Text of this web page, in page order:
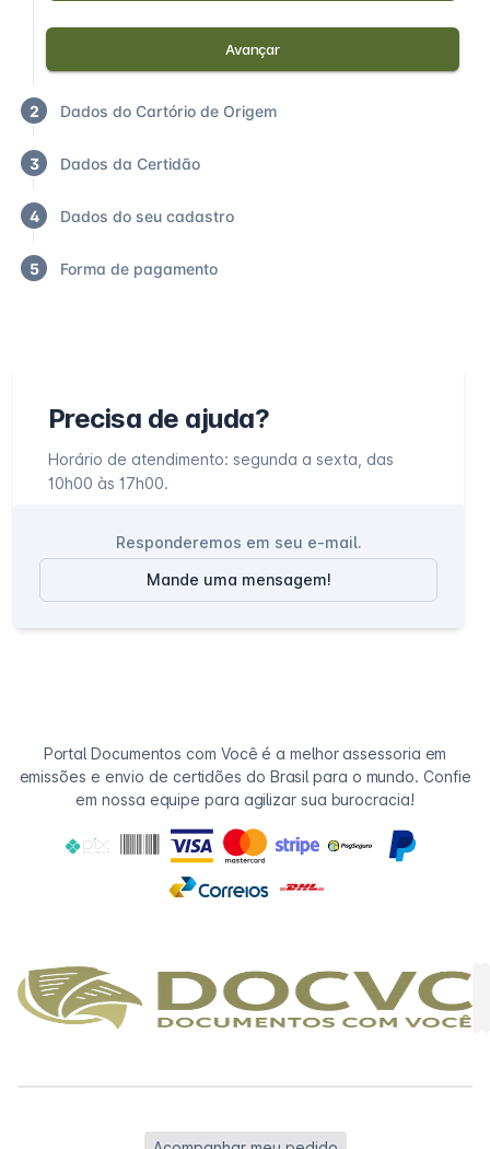
Avançar
2 Dados do Cartório de Origem
3 Dados da Certidão
4 Dados do seu cadastro
5 Forma de pagamento
Precisa de ajuda?
Horário de atendimento: segunda a sexta, das
10h00 às 17h00.
Responderemos em seu e-mail.
Mande uma mensagem!
Portal Documentos com Você é a melhor assessoria em
emissões e envio de certidões do Brasil para o mundo. Confie
em nossa equipe para agilizar sua burocracia!